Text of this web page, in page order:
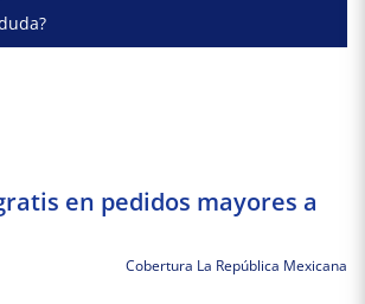
en pedidos mayores a
Cobertura La República Mexicana